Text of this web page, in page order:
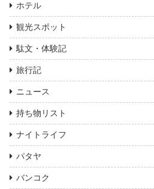
ホテル
観光スポット
駄文・体験記
旅行記
ニュース
持ち物リスト
ナイトライフ
パタヤ
バンコク